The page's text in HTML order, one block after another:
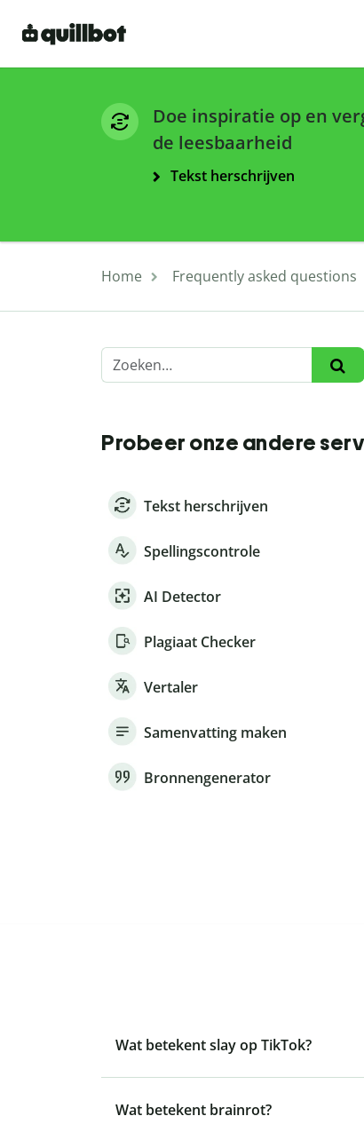
Doe inspiratie op en
de leesbaarheid
Tekst herschrijven
Home Frequently asked questions
Probeer onze andere
Tekst herschrijven
Spellingscontrole
AI Detector
Plagiaat Checker
Vertaler
Samenvatting maken
Bronnengenerator
Wat betekent slay op TikTok?
Wat betekent brainrot?